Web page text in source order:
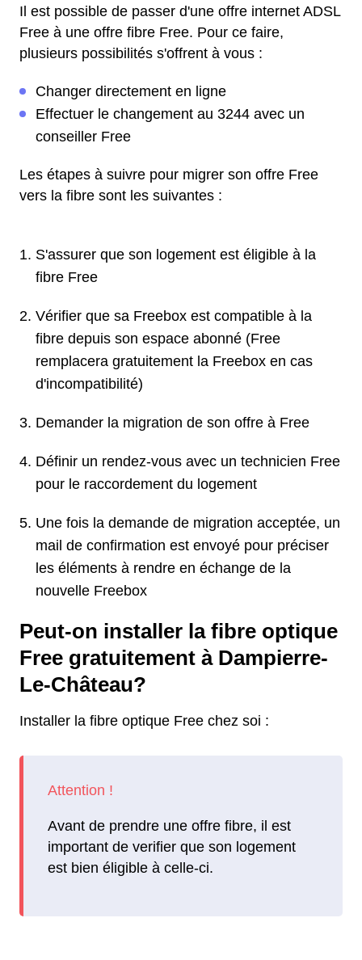
Il est possible de passer d'une offre internet ADSL
Free à une offre fibre Free. Pour ce faire,
plusieurs possibilités s'offrent à vous :
Changer directement en ligne
Effectuer le changement au 3244 avec un
conseiller Free
Les étapes à suivre pour migrer son offre Free
vers la fibre sont les suivantes :
S'assurer que son logement est éligible à la
fibre Free
Vérifier que sa Freebox est compatible à la
fibre depuis son espace abonné (Free
remplacera gratuitement la Freebox en cas
d'incompatibilité)
Demander la migration de son offre à Free
Définir un rendez-vous avec un technicien Free
pour le raccordement du logement
Une fois la demande de migration acceptée, un
mail de confirmation est envoyé pour préciser
les éléments à rendre en échange de la
nouvelle Freebox
Peut-on installer la fibre optique
Free gratuitement à Dampierre-
Le-Château?
Installer la fibre optique Free chez soi :
Avant de prendre une offre fibre, il est
important de verifier que son logement
est bien éligible à celle-ci.